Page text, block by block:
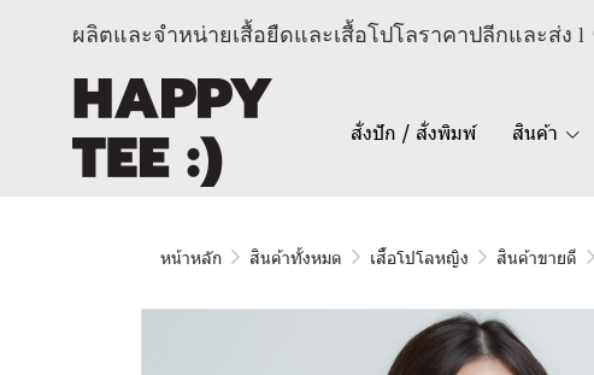
ผลิตและจำหน่ายเสื้อยืดและเสื้อโปโลราคาปลีกและส่ง l
สั่งปัก / สั่งพิมพ์ สินค้า
หน้าหลัก สินค้าทั้งหมด เสื้อโปโลหญิง สินค้าขายดี